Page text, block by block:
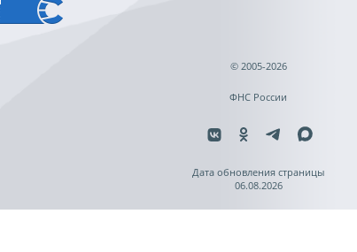
© 2005-2026
ФНС России
Дата обновления страницы
06.08.2026